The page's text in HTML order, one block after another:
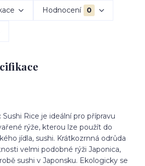
Hodnocení 0
Rice je ideální pro přípravu
rýže, kterou lze použít do
jídla, sushi. Krátkozrnná odrůda
velmi podobné rýži Japonica,
sushi v Japonsku. Ekologicky se